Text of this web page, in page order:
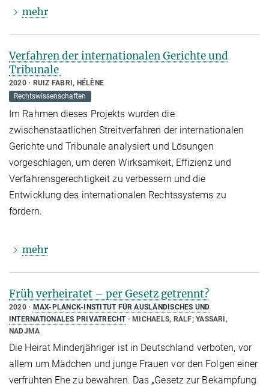
mehr
Verfahren der internationalen Gerichte und
Tribunale
2020
RUIZ FABRI, HÉLÈNE
Rechtswissenschaften
Im Rahmen dieses Projekts wurden die
zwischenstaatlichen Streitverfahren der internationalen
Gerichte und Tribunale analysiert und Lösungen
vorgeschlagen, um deren Wirksamkeit, Effizienz und
Verfahrensgerechtigkeit zu verbessern und die
Entwicklung des internationalen Rechtssystems zu
fördern.
mehr
Früh verheiratet – per Gesetz getrennt?
2020
MAX-PLANCK-INSTITUT FÜR AUSLÄNDISCHES UND
INTERNATIONALES PRIVATRECHT
MICHAELS, RALF; YASSARI,
NADJMA
Die Heirat Minderjähriger ist in Deutschland verboten, vor
allem um Mädchen und junge Frauen vor den Folgen einer
verfrühten Ehe zu bewahren. Das „Gesetz zur Bekämpfung